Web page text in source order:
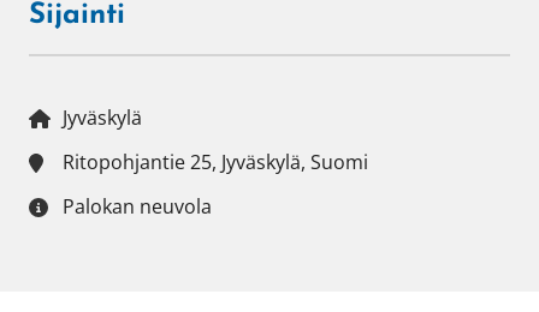
Sijainti
Jyväskylä
Ritopohjantie 25, Jyväskylä, Suomi
Palokan neuvola